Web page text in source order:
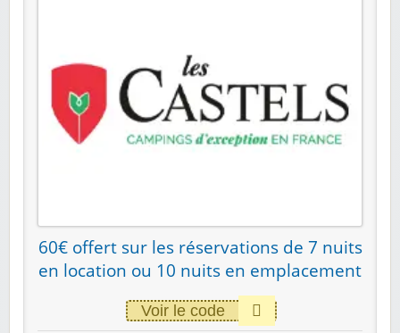
60€ offert sur les réservations de 7 nuits
en location ou 10 nuits en emplacement
Voir le code